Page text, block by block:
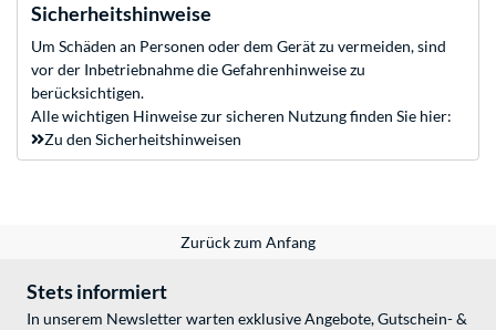
Sicherheitshinweise
Um Schäden an Personen oder dem Gerät zu vermeiden, sind
vor der Inbetriebnahme die Gefahrenhinweise zu
berücksichtigen.
Alle wichtigen Hinweise zur sicheren Nutzung finden Sie hier:
Zu den Sicherheitshinweisen
Zurück zum Anfang
Stets informiert
In unserem Newsletter warten exklusive Angebote, Gutschein- &